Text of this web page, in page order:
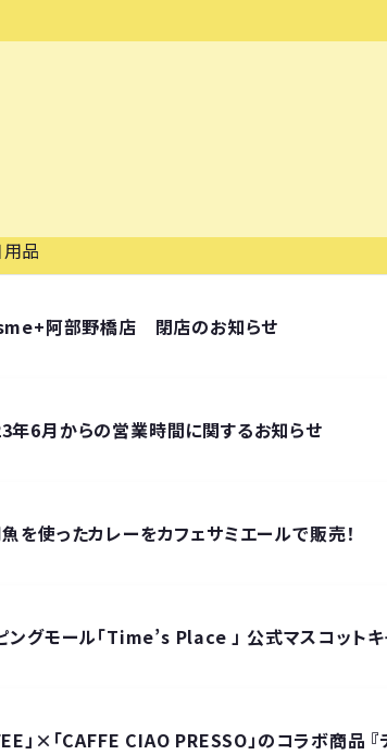
用品
阿部野橋店 閉店のお知らせ
6月からの営業時間に関するお知らせ
を使ったカレーをカフェサミエールで販売！
ングモール「Time’s Place 」 公式マスコット
」×「CAFFE CIAO PRESSO」のコラボ商品